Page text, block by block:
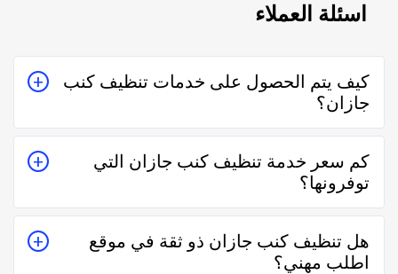
اسئلة العملاء
كيف يتم الحصول على خدمات تنظيف كنب
جازان؟
يتم الحصول على خدمات تنظيف كنب جازان من خلال
التواصل معه إما على الواتساب أو تليفونياً وطلب الخدمة
منه بعمل زيارة للمكان أو تقدير سعر الخدمة قبل الزيارة
والإتفاق.
كم سعر خدمة تنظيف كنب جازان التي
توفرونها؟
تختلف اسعار خدمات تنظيف كنب جازان وفقاً لعدة عناصر
منها قرب المسافة وحجم العمل وتوقيته وهل هو عمل
مستعجل أم لا.
هل تنظيف كنب جازان ذو ثقة في موقع
اطلب مهني؟